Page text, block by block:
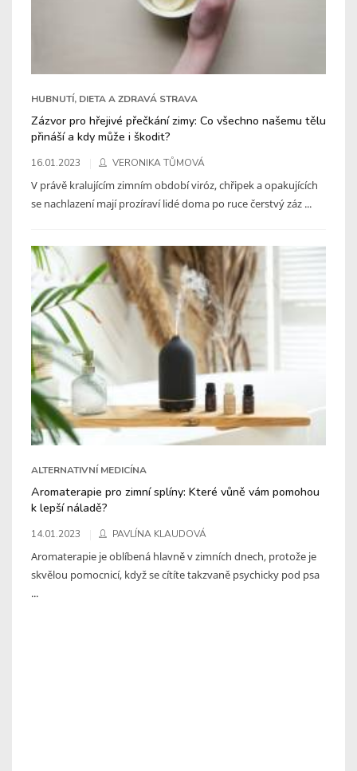
HUBNUTÍ, DIETA A ZDRAVÁ STRAVA
Zázvor pro hřejivé přečkání zimy: Co všechno našemu tělu
přináší a kdy může i škodit?
16.01.2023 VERONIKA TŮMOVÁ
V právě kralujícím zimním období viróz, chřipek a opakujících
se nachlazení mají prozíraví lidé doma po ruce čerstvý záz ...
ALTERNATIVNÍ MEDICÍNA
Aromaterapie pro zimní splíny: Které vůně vám pomohou
k lepší náladě?
14.01.2023 PAVLÍNA KLAUDOVÁ
Aromaterapie je oblíbená hlavně v zimních dnech, protože je
skvělou pomocnicí, když se cítíte takzvaně psychicky pod psa
...